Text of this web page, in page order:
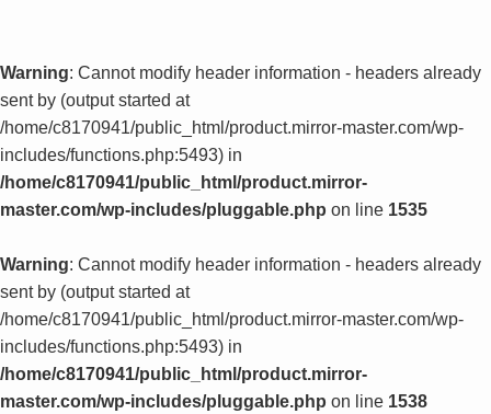
Warning: Cannot modify header information - headers already
sent by (output started at
/home/c8170941/public_html/product.mirror-master.com/wp-
includes/functions.php:5493) in
/home/c8170941/public_html/product.mirror-
master.com/wp-includes/pluggable.php on line 1535
Warning: Cannot modify header information - headers already
sent by (output started at
/home/c8170941/public_html/product.mirror-master.com/wp-
includes/functions.php:5493) in
/home/c8170941/public_html/product.mirror-
master.com/wp-includes/pluggable.php on line 1538